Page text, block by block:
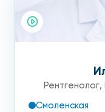
Рентгенолог,
Смоленская